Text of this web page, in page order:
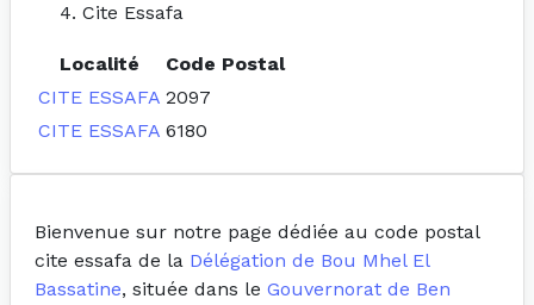
Cite Essafa
Localité
Code Postal
CITE ESSAFA 2097
CITE ESSAFA 6180
Bienvenue sur notre page dédiée au code postal
cite essafa de la Délégation de Bou Mhel El
Bassatine, située dans le Gouvernorat de Ben